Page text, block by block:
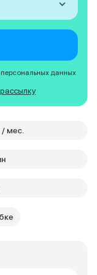
персональных данных
₽ / мес.